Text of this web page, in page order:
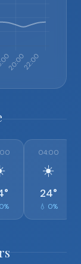
04:00
☀️
24°
💧 0%